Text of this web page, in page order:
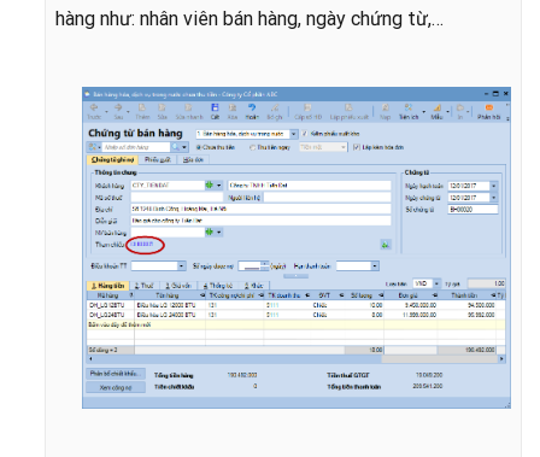
hàng như: nhân viên bán hàng, ngày chứng từ,…